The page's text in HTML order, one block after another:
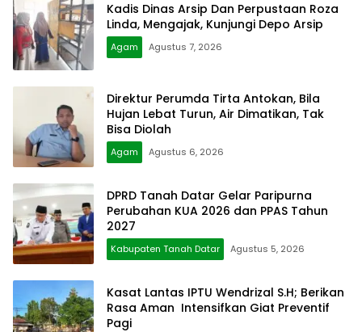
Kadis Dinas Arsip Dan Perpustaan Roza
Linda, Mengajak, Kunjungi Depo Arsip
Agam Agustus 7, 2026
Direktur Perumda Tirta Antokan, Bila
Hujan Lebat Turun, Air Dimatikan, Tak
Bisa Diolah
Agam Agustus 6, 2026
DPRD Tanah Datar Gelar Paripurna
Perubahan KUA 2026 dan PPAS Tahun
2027
Kabupaten Tanah Datar Agustus 5, 2026
Kasat Lantas IPTU Wendrizal S.H; Berikan
Rasa Aman Intensifkan Giat Preventif
Pagi